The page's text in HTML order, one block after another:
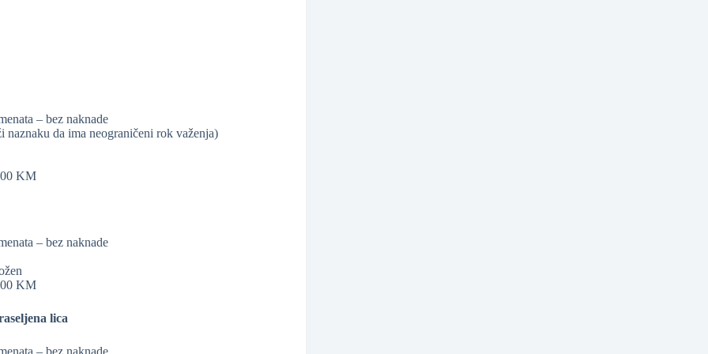
– bez naknade
da ima neograničeni rok važenja)
KM
– bez naknade
KM
lica
– bez naknade